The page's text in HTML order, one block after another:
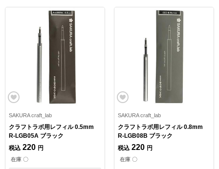
SAKURA craft_lab
クラフトラボ用レフィル 0.5mm
R-LGB05A ブラック
税込 220 円
在庫 〇
SAKURA craft_lab
クラフトラボ用レフィル 0.8mm
R-LGB08B ブラック
税込 220 円
在庫 〇